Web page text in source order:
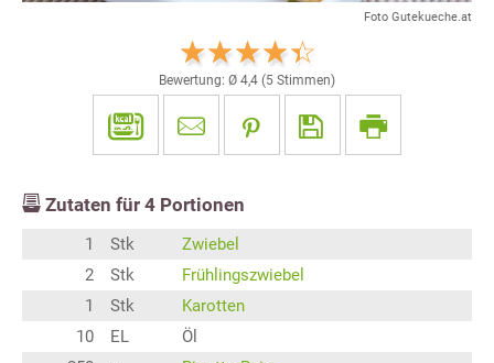
Foto Gutekueche.at
Bewertung: Ø 4,4 (5 Stimmen)
Zutaten für 4 Portionen
1 Stk
Zwiebel
2
Stk
Frühlingszwiebel
1
Stk
Karotten
10
EL
Öl